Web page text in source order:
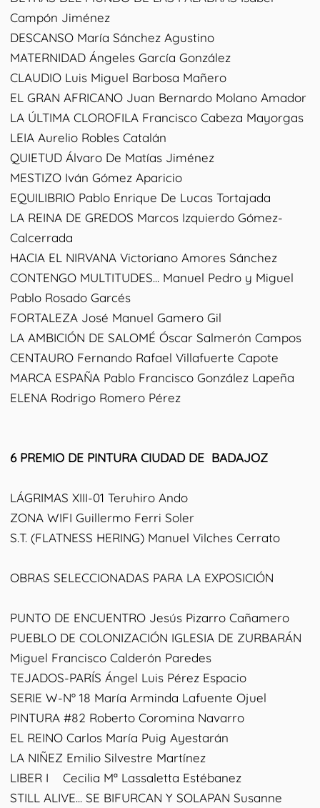
Campón Jiménez
DESCANSO María Sánchez Agustino
MATERNIDAD Ángeles García González
CLAUDIO Luis Miguel Barbosa Mañero
EL GRAN AFRICANO Juan Bernardo Molano Amador
LA ÚLTIMA CLOROFILA Francisco Cabeza Mayorgas
LEIA Aurelio Robles Catalán
QUIETUD Álvaro De Matías Jiménez
MESTIZO Iván Gómez Aparicio
EQUILIBRIO Pablo Enrique De Lucas Tortajada
LA REINA DE GREDOS Marcos Izquierdo Gómez-
Calcerrada
HACIA EL NIRVANA Victoriano Amores Sánchez
CONTENGO MULTITUDES... Manuel Pedro y Miguel
Pablo Rosado Garcés
FORTALEZA José Manuel Gamero Gil
LA AMBICIÓN DE SALOMÉ Óscar Salmerón Campos
CENTAURO Fernando Rafael Villafuerte Capote
MARCA ESPAÑA Pablo Francisco González Lapeña
ELENA Rodrigo Romero Pérez
6 PREMIO DE PINTURA CIUDAD DE BADAJOZ
LÁGRIMAS XIII-01 Teruhiro Ando
ZONA WIFI Guillermo Ferri Soler
S.T. (FLATNESS HERING) Manuel Vilches Cerrato
OBRAS SELECCIONADAS PARA LA EXPOSICIÓN
PUNTO DE ENCUENTRO Jesús Pizarro Cañamero
PUEBLO DE COLONIZACIÓN IGLESIA DE ZURBARÁN
Miguel Francisco Calderón Paredes
TEJADOS-PARÍS Ángel Luis Pérez Espacio
SERIE W-Nº 18 María Arminda Lafuente Ojuel
PINTURA #82 Roberto Coromina Navarro
EL REINO Carlos María Puig Ayestarán
LA NIÑEZ Emilio Silvestre Martínez
LIBER I Cecilia Mª Lassaletta Estébanez
STILL ALIVE... SE BIFURCAN Y SOLAPAN Susanne